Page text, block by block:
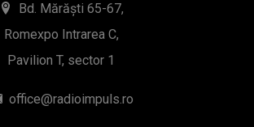
Bd. Mărăști 65-67,
Romexpo Intrarea C,
Pavilion T, sector 1
office@radioimpuls.ro